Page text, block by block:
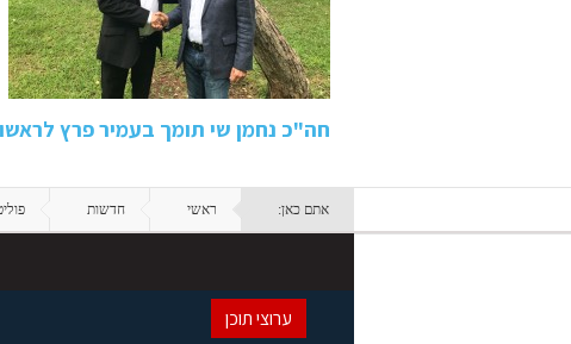
חה"כ נחמן שי תומך בעמיר פרץ
אתם כאן: ראשי חדשות
ערוצי תוכן